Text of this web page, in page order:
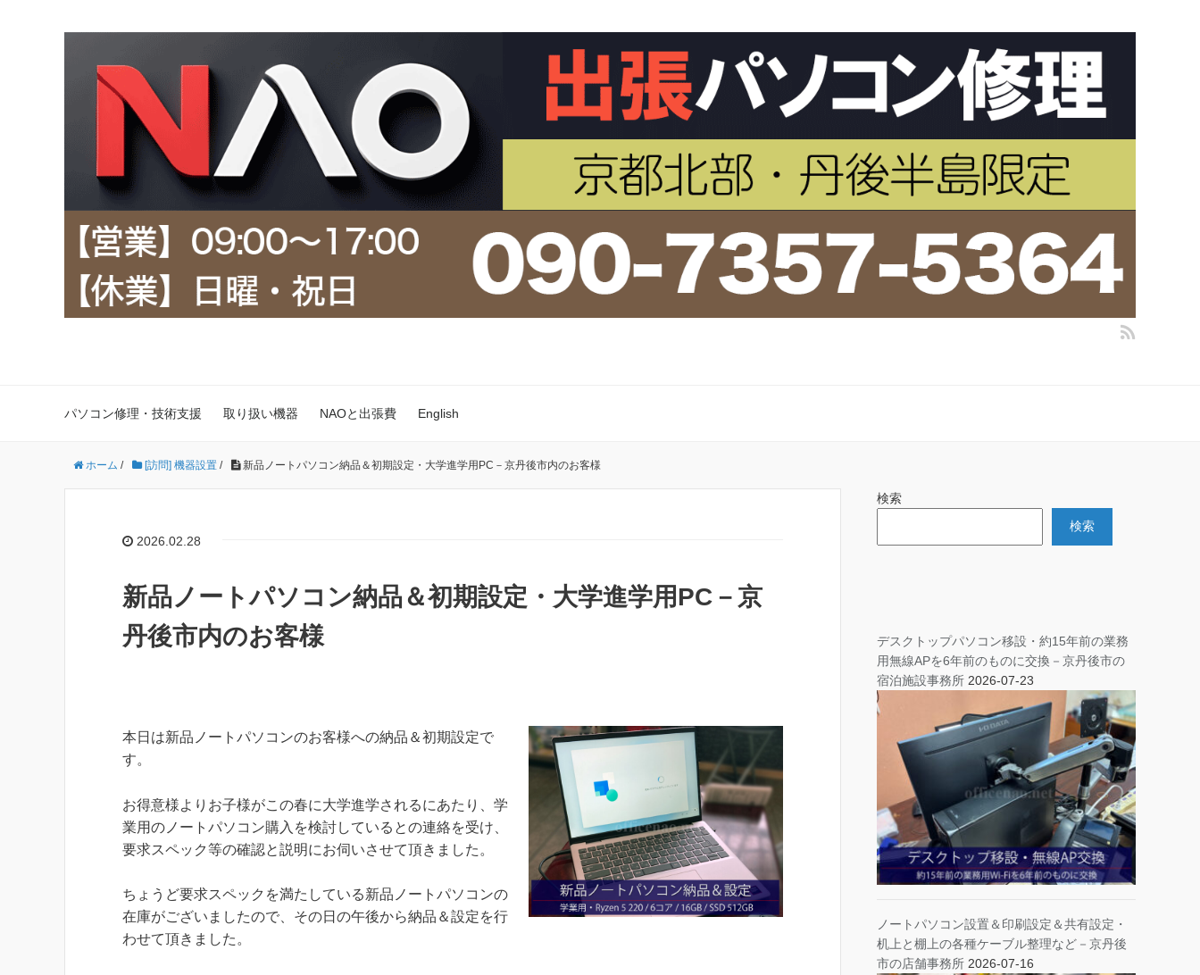
パソコン修理・技術支援 取り扱い機器 NAOと出張費 English
ホーム / [訪問] 機器設置 / 新品ノートパソコン納品＆初期設定・大学進学用PC－京丹後市内のお客様
2026.02.28
新品ノートパソコン納品＆初期設定・大学進学用PC－京
丹後市内のお客様
本日は新品ノートパソコンのお客様への納品＆初期設定で
す。
お得意様よりお子様がこの春に大学進学されるにあたり、学
業用のノートパソコン購入を検討しているとの連絡を受け、
要求スペック等の確認と説明にお伺いさせて頂きました。
ちょうど要求スペックを満たしている新品ノートパソコンの
在庫がございましたので、その日の午後から納品＆設定を行
わせて頂きました。
検索
検索
デスクトップパソコン移設・約15年前の業務
用無線APを6年前のものに交換－京丹後市の
宿泊施設事務所 2026-07-23
ノートパソコン設置＆印刷設定＆共有設定・
机上と棚上の各種ケーブル整理など－京丹後
市の店舗事務所 2026-07-16